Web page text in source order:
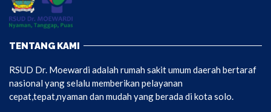
TENTANG KAMI
RSUD Dr. Moewardi adalah rumah sakit umum daerah bertaraf
nasional yang selalu memberikan pelayanan
cepat,tepat,nyaman dan mudah yang berada di kota solo.